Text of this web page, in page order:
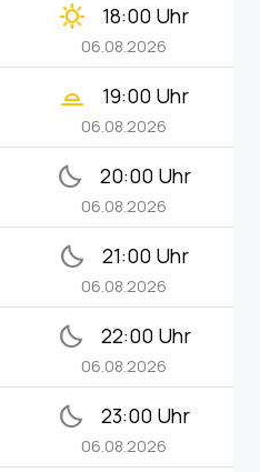
clear_day 18:00 Uhr
06.08.2026
wb_twilight_2 19:00 Uhr
06.08.2026
bedtime 20:00 Uhr
06.08.2026
bedtime 21:00 Uhr
06.08.2026
bedtime 22:00 Uhr
06.08.2026
bedtime 23:00 Uhr
06.08.2026